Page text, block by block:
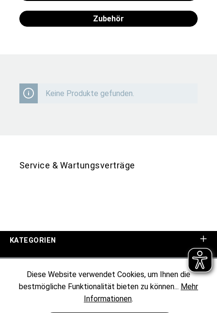
Zubehör
Keine Produkte gefunden.
Service & Wartungsverträge
KATEGORIEN
KUNDENINFORMATIONEN
Diese Website verwendet Cookies, um Ihnen die
bestmögliche Funktionalität bieten zu können... Mehr
Informationen.